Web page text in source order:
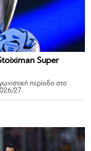
Super
περίοδο στο
27.